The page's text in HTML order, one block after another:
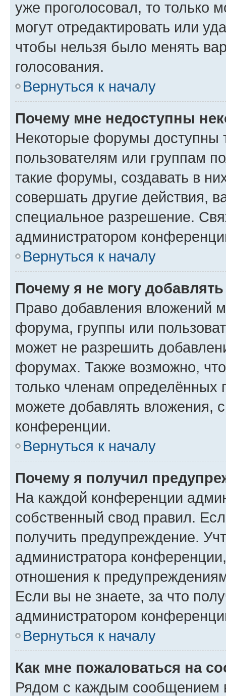
уже проголосовал, то только
могут отредактировать или
чтобы нельзя было менять
голосования.
Вернуться к началу
Почему мне недоступны
Некоторые форумы доступны
пользователям или группам
такие форумы, создавать в
совершать другие действия,
специальное разрешение.
администратором
Вернуться к началу
Почему я не могу
Право добавления вложений
форума, группы или
может не разрешить
форумах. Также возможно,
только членам определённых
можете добавлять вложения,
конференции.
Вернуться к началу
Почему я получил
На каждой конференции
собственный свод правил.
получить предупреждение.
администратора
отношения к
Если вы не знаете, за что
администратором
Вернуться к началу
Как мне пожаловаться на
Рядом с каждым сообщением